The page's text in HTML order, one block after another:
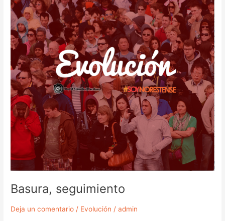
Basura, seguimiento
Deja un comentario / Evolución /admin